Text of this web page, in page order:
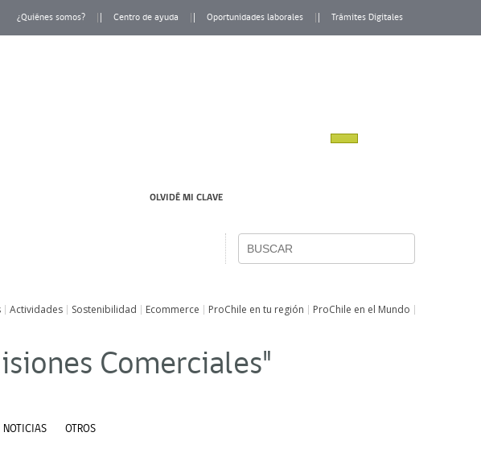
¿Quiénes somos? Centro de ayuda Oportunidades laborales Trámites Digitales
OLVIDÉ MI CLAVE
Actividades Sostenibilidad Ecommerce ProChile en tu región ProChile en el Mundo
Comerciales"
NOTICIAS OTROS